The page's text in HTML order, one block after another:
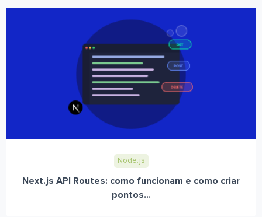
Node.js
Next.js API Routes: como funcionam e como criar
pontos...